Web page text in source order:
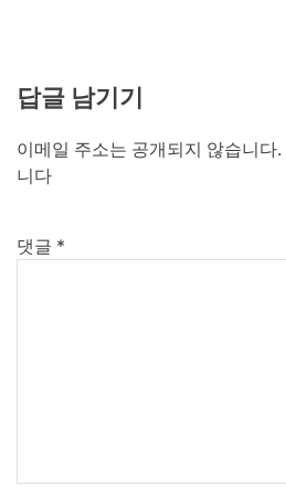
답글 남기기
이메일 주소는 공개되지 않습니다.
니다
댓글 *